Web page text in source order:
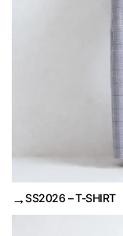
→SS2026 – T-SHIRT